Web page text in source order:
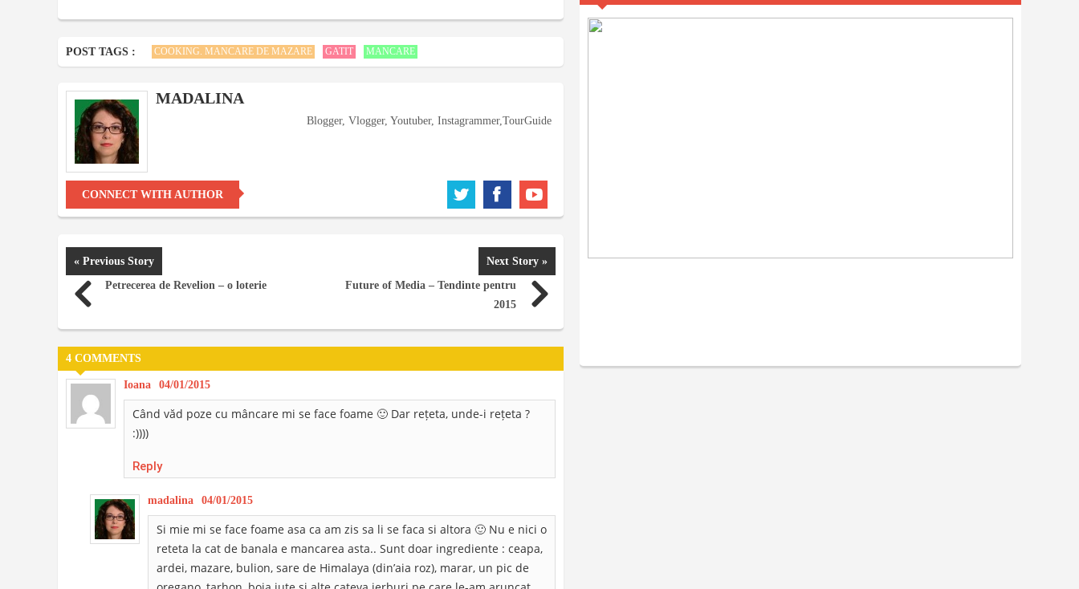
POST TAGS : COOKING. MANCARE DE MAZARE GATIT MANCARE
MADALINA
Blogger, Vlogger, Youtuber, Instagrammer,TourGuide
CONNECT WITH AUTHOR
« Previous Story
Petrecerea de Revelion – o loterie
Next Story »
Future of Media – Tendinte pentru
2015
4 COMMENTS
Ioana 04/01/2015
Când văd poze cu mâncare mi se face foame 🙂 Dar rețeta, unde-i rețeta ?
:))))
Reply
madalina 04/01/2015
Si mie mi se face foame asa ca am zis sa li se faca si altora 🙂 Nu e nici o
reteta la cat de banala e mancarea asta.. Sunt doar ingrediente : ceapa,
ardei, mazare, bulion, sare de Himalaya (din’aia roz), marar, un pic de